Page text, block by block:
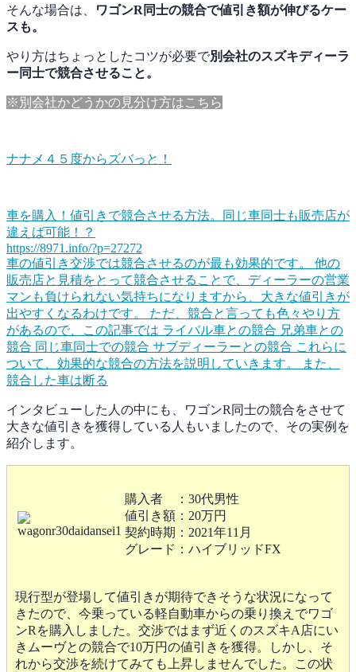
そんな場合は、
ワゴンR同士の競合で値引き額が伸びるケー
スも。
やり方はちょっとしたコツが必要で別会社のスズキディーラ
ー同士で競合させること。
※別会社かどうかの見分け方はこちら
ナナメ４５度からズバっと！
車を購入！値引きで競合させる方法。同じ車同士も販売店が
違えば可能！？
https://8971.info/?p=27272
車の値引き交渉では競合させるのが最も効果的です。 他の
販売店と見積をとって競合させることで、ディーラーの営業
マンも負けられない気持ちになりますから、大きな値引きが
出やすくなるわけです。 ただ、競合と言っても色々やり方
があるので、この記事では ライバル車との競合 兄弟車との
競合 同じ車同士での競合 サブディーラーとの競合 これらに
ついて、効果的な競合の方法を説明していきます。 また、
競合した車は断る
インタビューした人の中にも、ワゴンR同士の競合をさせて
大きな値引きを獲得している人もいましたので、その実例を
紹介します。
購入者 ：30代男性
値引き額：20万円
契約時期：2021年11月
グレード：ハイブリッドFX
現行型が登場して値引きが期待できそうな状況になって
きたので、今乗っている軽自動車からの乗り換えでワゴ
ンRを購入しました。交渉ではまず近くのスズキA店にい
きムーヴとの競合で10万円の値引きを獲得。しかし、そ
れから交渉を続けてみても上昇しませんでした。この状